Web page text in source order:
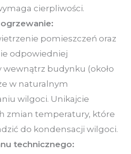
cierpliwości.
pomieszczeń oraz
odpowiedniej
budynku (około
w naturalnym
wilgoci. Unikajcie
zmian temperatury, które
do kondensacji wilgoci.
technicznego: